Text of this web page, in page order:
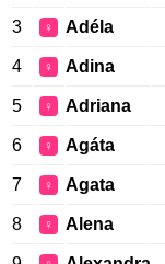
3 ♀ Adéla
4 ♀ Adina
5 ♀ Adriana
6 ♀ Agáta
7 ♀ Agata
8 ♀ Alena